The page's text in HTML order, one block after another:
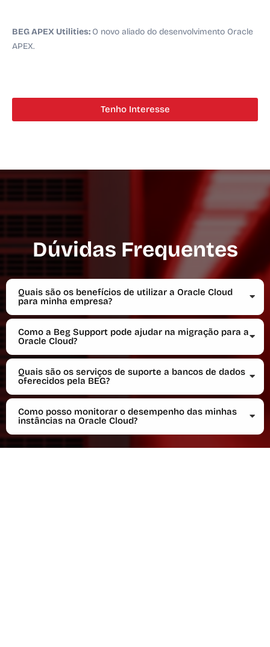
BEG APEX Utilities: O novo aliado do desenvolvimento Oracle
APEX.
Tenho Interesse
Dúvidas Frequentes
Quais são os benefícios de utilizar a Oracle Cloud
para minha empresa?
Como a Beg Support pode ajudar na migração para a
Oracle Cloud?
Quais são os serviços de suporte a bancos de dados
oferecidos pela BEG?
Como posso monitorar o desempenho das minhas
instâncias na Oracle Cloud?